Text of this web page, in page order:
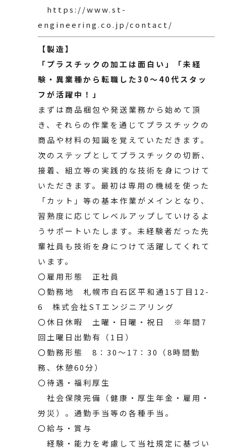
https://www.st-
engineering.co.jp/contact/
【製造】
「プラスチックの加工は面白い」「未経
験・異業種から転職した30～40代スタッ
フが活躍中！」
まずは商品梱包や発送業務から始めて頂
き、それらの作業を通じてプラスチックの
商品や材料の知識を覚えていただきます。
次のステップとしてプラスチックの切断、
接着、組立等の実践的な技術を身につけて
いただきます。最初は専用の機械を使った
「カット」等の基本作業がメインとなり、
習熟度に応じてレベルアップしていけるよ
うサポートいたします。未経験者だった先
輩社員も技術を身につけて活躍してくれて
います。
〇雇用形態 正社員
〇勤務地 札幌市白石区平和通15丁目12-
6 株式会社STエンジニアリング
〇休日休暇 土曜・日曜・祝日 ※年間7
回土曜日出勤有（1日）
〇勤務形態 8：30～17：30（8時間勤
務、休憩60分）
〇待遇・福利厚生
社会保険完備（健康・厚生年金・雇用・
労災）。通勤手当等の各種手当。
〇給与・賞与
経験・能力を考慮して当社規定に基づい